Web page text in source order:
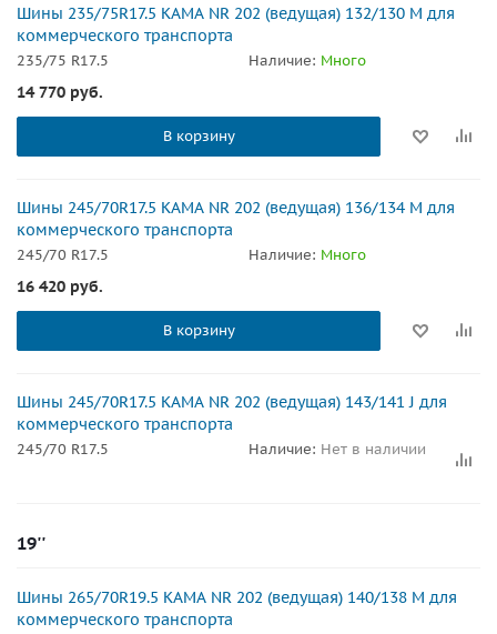
Шины 235/75R17.5 КАМА NR 202 (ведущая) 132/130 M для
коммерческого транспорта
235/75 R17.5 Наличие: Много
14 770 руб.
В корзину
Шины 245/70R17.5 КАМА NR 202 (ведущая) 136/134 M для
коммерческого транспорта
245/70 R17.5 Наличие: Много
16 420 руб.
В корзину
Шины 245/70R17.5 КАМА NR 202 (ведущая) 143/141 J для
коммерческого транспорта
245/70 R17.5 Наличие: Нет в наличии
19''
Шины 265/70R19.5 КАМА NR 202 (ведущая) 140/138 M для
коммерческого транспорта